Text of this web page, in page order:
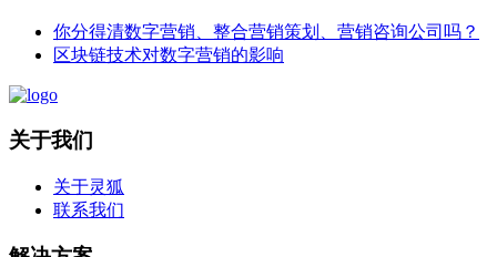
你分得清数字营销、整合营销策划、营销咨询公司吗？
区块链技术对数字营销的影响
关于我们
关于灵狐
联系我们